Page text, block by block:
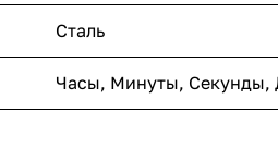
Сталь
Часы, Минуты, Секунды,